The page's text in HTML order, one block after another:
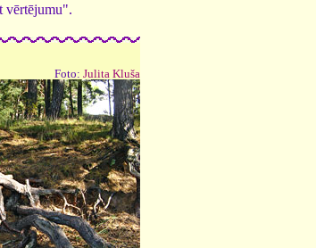
vērtējumu".
Foto: Julita Kluša